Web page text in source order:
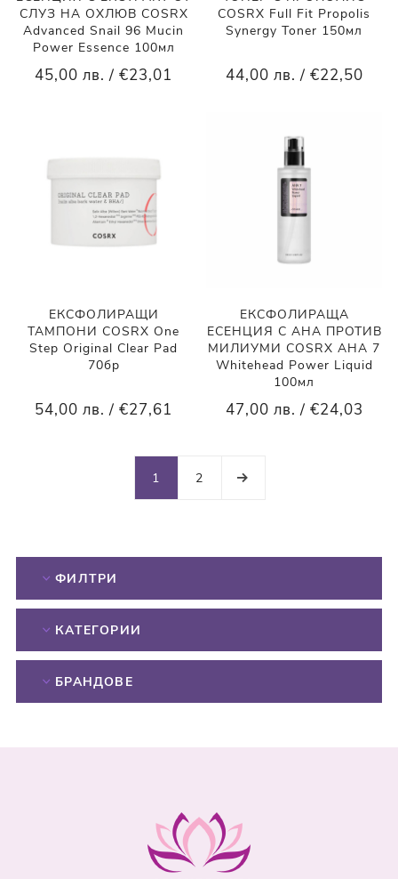
СЛУЗ НА ОХЛЮВ COSRX
Advanced Snail 96 Mucin
Power Essence 100мл
45,00 лв. / €23,01
COSRX Full Fit Propolis
Synergy Toner 150мл
44,00 лв. / €22,50
ЕКСФОЛИРАЩИ
ТАМПОНИ COSRX One
Step Original Clear Pad
70бр
54,00 лв. / €27,61
ЕКСФОЛИРАЩА
ЕСЕНЦИЯ С АНА ПРОТИВ
МИЛИУМИ COSRX AHA 7
Whitehead Power Liquid
100мл
47,00 лв. / €24,03
1 2
ФИЛТРИ
КАТЕГОРИИ
БРАНДОВЕ